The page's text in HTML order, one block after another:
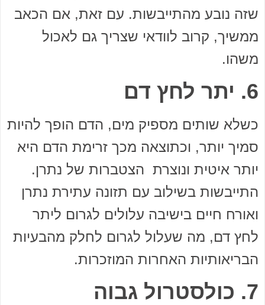
שזה נובע מהתייבשות. עם זאת, אם הכאב
ממשיך, קרוב לוודאי שצריך גם לאכול
משהו.
6. יתר לחץ דם
כשלא שותים מספיק מים, הדם הופך להיות
סמיך יותר, וכתוצאה מכך זרימת הדם היא
יותר איטית ונוצרת הצטברות של נתרן.
התייבשות בשילוב עם תזונה עתירת נתרן
ואורח חיים בישיבה עלולים לגרום ליתר
לחץ דם, מה שעלול לגרום לחלק מהבעיות
הבריאותיות האחרות המוזכרות.
7. כולסטרול גבוה